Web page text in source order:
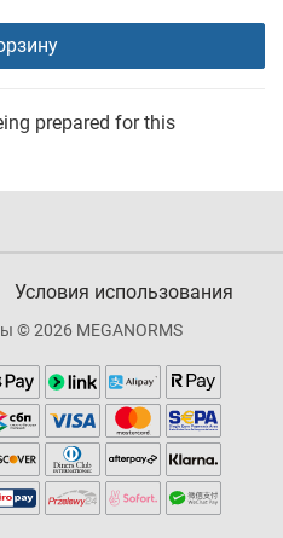
prepared for this
Условия использования
© 2026 MEGANORMS